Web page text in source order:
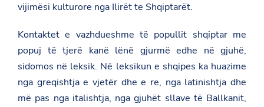
vijimësi kulturore nga Ilirët te Shqiptarët.
Kontaktet e vazhdueshme të popullit shqiptar me
popuj të tjerë kanë lënë gjurmë edhe në gjuhë,
sidomos në leksik. Në leksikun e shqipes ka huazime
nga greqishtja e vjetër dhe e re, nga latinishtja dhe
më pas nga italishtja, nga gjuhët sllave të Ballkanit,